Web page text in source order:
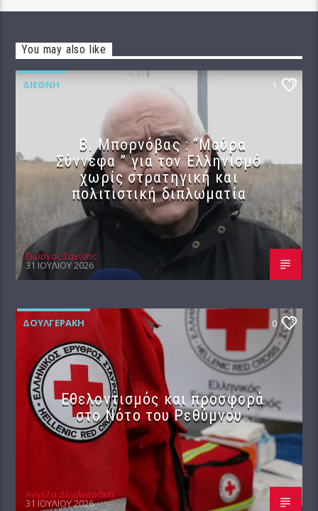
You may also like
ΔΙΕΘΝΉ 1
B. Μπορνόβας : “Μαύρα
Σύννεφα ” για τον Ελληνισμό
χωρίς στρατηγική και
πολιτιστική διπλωματία
Γιώργος Σαχίνης
31 ΙΟΥΛΊΟΥ 2026
ΔΟΥΛΓΕΡΆΚΗ 0
Εθελοντισμός και προσφορά
στο Νότο του Ρεθύμνου
Αγγέλα Δουλγεράκη
31 ΙΟΥΛΊΟΥ 2026